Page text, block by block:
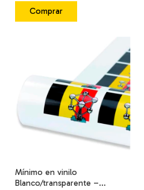
Comprar
Mínimo en vinilo
Blanco/transparente –